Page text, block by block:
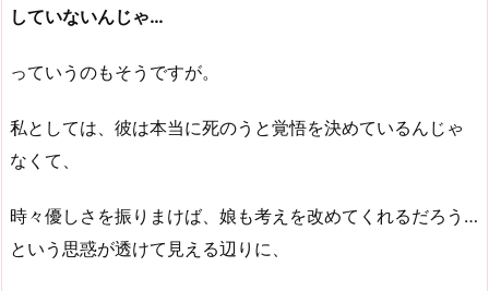
していないんじゃ…
っていうのもそうですが。
私としては、彼は本当に死のうと覚悟を決めているんじゃ
なくて、
時々優しさを振りまけば、娘も考えを改めてくれるだろう…
という思惑が透けて見える辺りに、